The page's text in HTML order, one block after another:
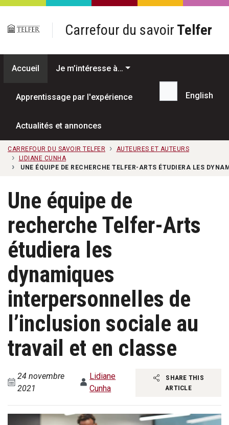
Passer au contenu principal
Carrefour du savoir Telfer
Accueil Je m’intéresse à…
Apprentissage par l'expérience
Actualités et annonces
Recherche...
English
CARREFOUR DU SAVOIR TELFER
AUTEURES ET AUTEURS
LIDIANE CUNHA
UNE ÉQUIPE DE RECHERCHE TELFER-ARTS ÉTUDIERA LES
Une équipe de
recherche Telfer-Arts
étudiera les
dynamiques
interpersonnelles de
l’inclusion sociale au
travail et en classe
24 novembre
2021
Lidiane
Cunha
SHARE THIS
ARTICLE